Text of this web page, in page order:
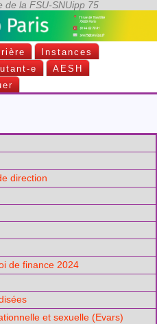
Instances
e
AESH
direction
de finance 2024
et sexuelle (Evars)